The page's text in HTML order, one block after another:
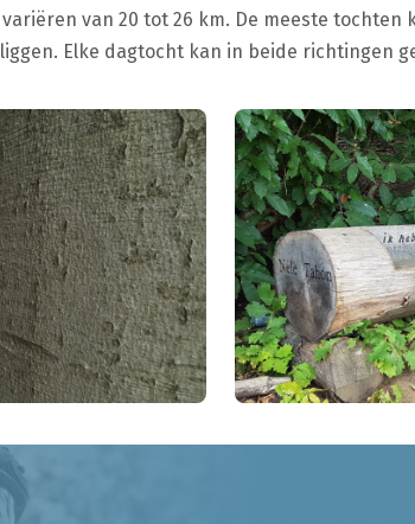
van 20 tot 26 km. De meeste
Elke dagtocht kan in beide richtingen